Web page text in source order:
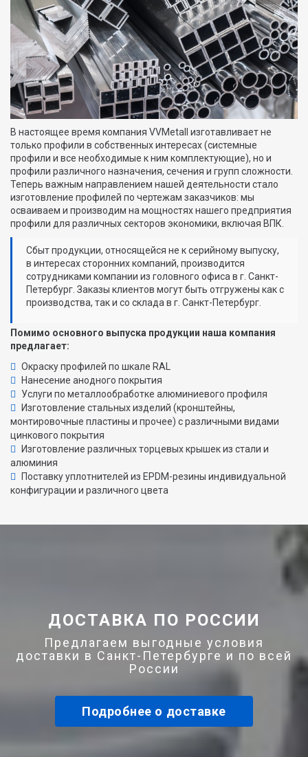
В настоящее время компания VVMetall изготавливает не
только профили в собственных интересах (системные
профили и все необходимые к ним комплектующие), но и
профили различного назначения, сечения и групп сложности.
Теперь важным направлением нашей деятельности стало
изготовление профилей по чертежам заказчиков: мы
осваиваем и производим на мощностях нашего предприятия
профили для различных секторов экономики, включая ВПК.
Сбыт продукции, относящейся не к серийному выпуску,
в интересах сторонних компаний, производится
сотрудниками компании из головного офиса в г. Санкт-
Петербург. Заказы клиентов могут быть отгружены как с
производства, так и со склада в г. Санкт-Петербург.
Помимо основного выпуска продукции наша компания
предлагает:
Окраску профилей по шкале RAL
Нанесение анодного покрытия
Услуги по металлообработке алюминиевого профиля
Изготовление стальных изделий (кронштейны,
монтировочные пластины и прочее) с различными видами
цинкового покрытия
Изготовление различных торцевых крышек из стали и
алюминия
Поставку уплотнителей из EPDM-резины индивидуальной
конфигурации и различного цвета
ДОСТАВКА ПО РОССИИ
Предлагаем выгодные условия
доставки в Санкт-Петербурге и по всей
России
Подробнее о доставке